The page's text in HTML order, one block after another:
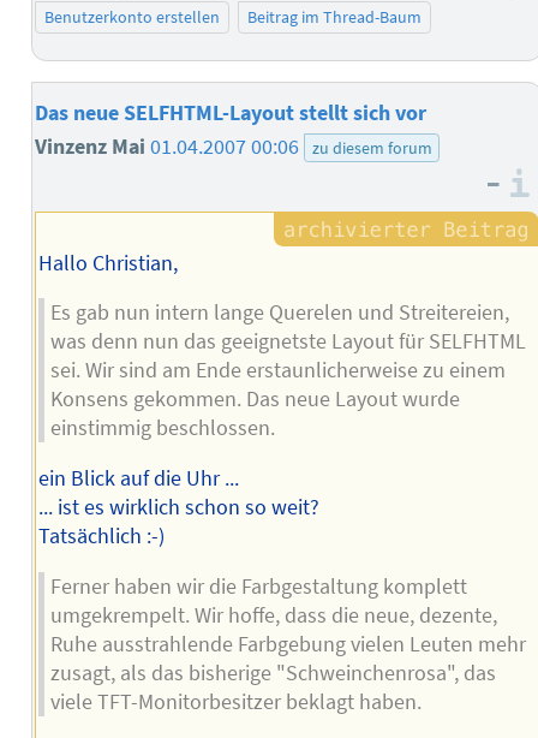
Benutzerkonto erstellen
Beitrag im Thread-Baum
Das neue SELFHTML-Layout stellt sich vor
Vinzenz Mai01.04.2007 00:06 zu diesem forum
–
Hallo Christian,
Es gab nun intern lange Querelen und Streitereien,
was denn nun das geeignetste Layout für SELFHTML
sei. Wir sind am Ende erstaunlicherweise zu einem
Konsens gekommen. Das neue Layout wurde
einstimmig beschlossen.
ein Blick auf die Uhr ...
... ist es wirklich schon so weit?
Tatsächlich :-)
Ferner haben wir die Farbgestaltung komplett
umgekrempelt. Wir hoffe, dass die neue, dezente,
Ruhe ausstrahlende Farbgebung vielen Leuten mehr
zusagt, als das bisherige "Schweinchenrosa", das
viele TFT-Monitorbesitzer beklagt haben.